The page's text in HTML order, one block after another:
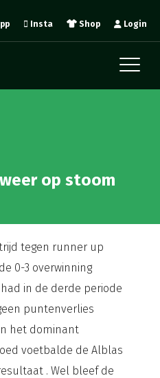
Login
Shop
Insta
op stoom
tegen runner up
0-3 overwinning
in de derde periode
puntenverlies
het dominant
voetbalde de Alblas
. Wel bleef de